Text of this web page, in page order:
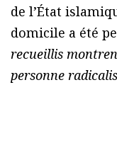
de l’État
domicile a été
recueillis
personne